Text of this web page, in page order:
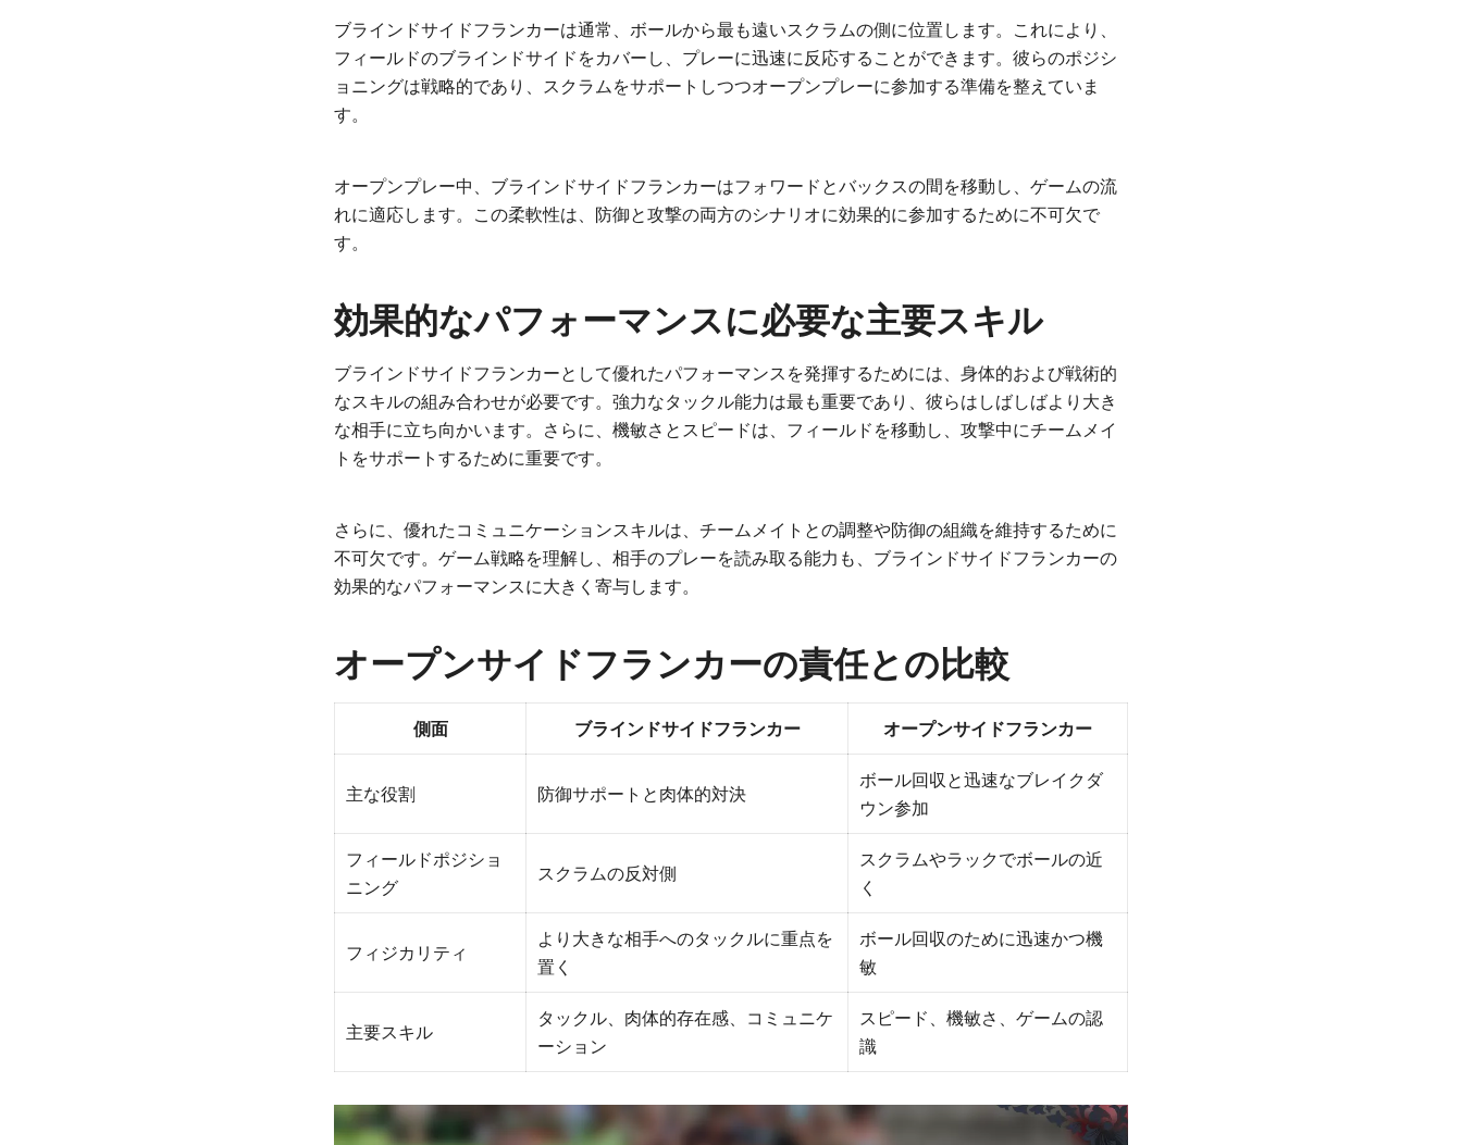
ブラインドサイドフランカーは通常、ボールから最も遠いスクラムの側に位置します。これにより、
フィールドのブラインドサイドをカバーし、プレーに迅速に反応することができます。彼らのポジシ
ョニングは戦略的であり、スクラムをサポートしつつオープンプレーに参加する準備を整えていま
す。
オープンプレー中、ブラインドサイドフランカーはフォワードとバックスの間を移動し、ゲームの流
れに適応します。この柔軟性は、防御と攻撃の両方のシナリオに効果的に参加するために不可欠で
す。
効果的なパフォーマンスに必要な主要スキル
ブラインドサイドフランカーとして優れたパフォーマンスを発揮するためには、身体的および戦術的
なスキルの組み合わせが必要です。強力なタックル能力は最も重要であり、彼らはしばしばより大き
な相手に立ち向かいます。さらに、機敏さとスピードは、フィールドを移動し、攻撃中にチームメイ
トをサポートするために重要です。
さらに、優れたコミュニケーションスキルは、チームメイトとの調整や防御の組織を維持するために
不可欠です。ゲーム戦略を理解し、相手のプレーを読み取る能力も、ブラインドサイドフランカーの
効果的なパフォーマンスに大きく寄与します。
オープンサイドフランカーの責任との比較
側面 ブラインドサイドフランカー オープンサイドフランカー
主な役割 防御サポートと肉体的対決
ボール回収と迅速なブレイクダ
ウン参加
フィールドポジショ
ニング
スクラムの反対側
スクラムやラックでボールの近
く
フィジカリティ
より大きな相手へのタックルに重点を
置く
ボール回収のために迅速かつ機
敏
主要スキル
タックル、肉体的存在感、コミュニケ
ーション
スピード、機敏さ、ゲームの認
識